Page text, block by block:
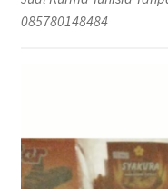
085780148484